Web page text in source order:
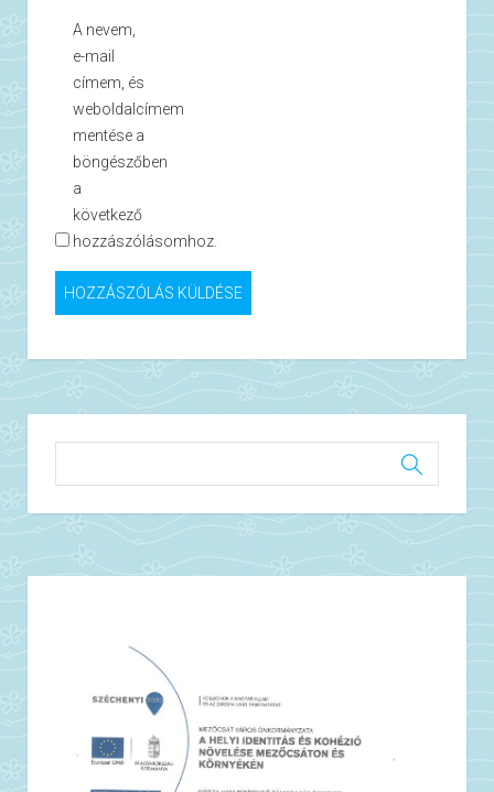
A nevem,
e-mail
címem, és
weboldalcímem
mentése a
böngészőben
a
következő
hozzászólásomhoz.